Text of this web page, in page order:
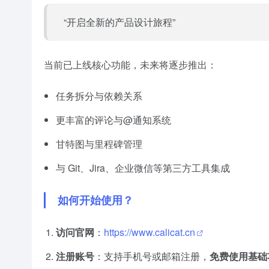
“开启全新的产品设计旅程”
当前已上线核心功能，未来将逐步推出：
任务拆分与依赖关系
更丰富的评论与@通知系统
甘特图与里程碑管理
与 Git、Jira、企业微信等第三方工具集成
如何开始使用？
访问官网 ： https://www.calicat.cn
注册账号 ：支持手机号或邮箱注册， 免费使用基